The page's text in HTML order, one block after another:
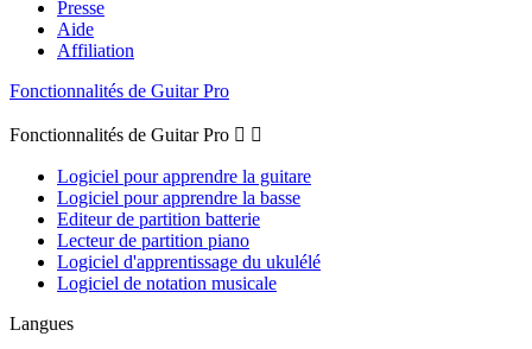
Presse
Aide
Affiliation
Fonctionnalités de Guitar Pro
Fonctionnalités de Guitar Pro  
Logiciel pour apprendre la guitare
Logiciel pour apprendre la basse
Editeur de partition batterie
Lecteur de partition piano
Logiciel d'apprentissage du ukulélé
Logiciel de notation musicale
Langues